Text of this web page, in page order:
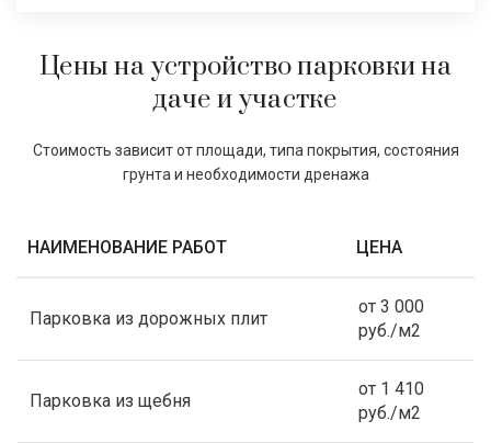
Цены на устройство парковки на
даче и участке
Стоимость зависит от площади, типа покрытия, состояния
грунта и необходимости дренажа
НАИМЕНОВАНИЕ РАБОТ ЦЕНА
Парковка из дорожных плит
от 3 000
руб./м2
Парковка из щебня
от 1 410
руб./м2